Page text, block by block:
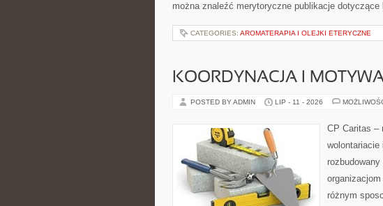
można znaleźć merytoryczne publikacje
CATEGORIES: AROMATERAPIA I OLEJKI ETERYCZNE
KOORDYNACJA I
POSTED BY ADMIN LIP - 11 - 2026
CP Caritas –
wolontariacie
różnym